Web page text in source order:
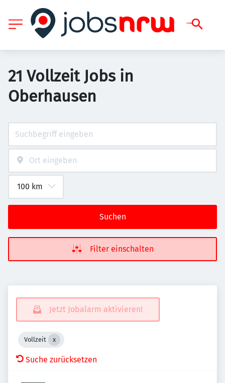
21 Vollzeit Jobs in
Oberhausen
Suchen
Filter einschalten
Jetzt Jobalarm aktivieren!
Vollzeit
Suche zurücksetzen